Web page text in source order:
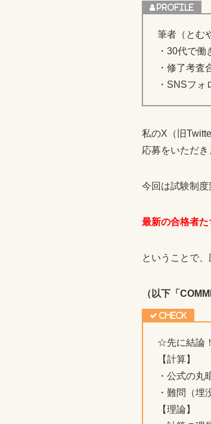
筆者（とむ
・30代で
・修了考査
・SNSフ
私のX（旧
応募をいただき
今回は試験制
最新の合格者た
ということで
（以下「
☆先に結論
【計算】
・公式の
・難問（
【理論】